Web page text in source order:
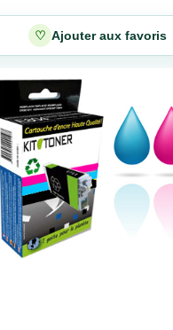
♡ Ajouter aux favoris